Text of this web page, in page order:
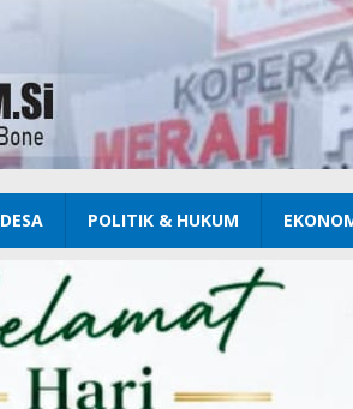
DESA POLITIK & HUKUM